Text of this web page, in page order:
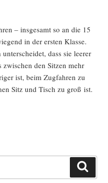
– ins­ge­samt so an die 15
in der ers­ten Klas­se.
dass sie lee­rer
zwi­schen den Sit­zen mehr
ist, beim Zug­fah­ren zu
Sitz und Tisch zu groß ist.